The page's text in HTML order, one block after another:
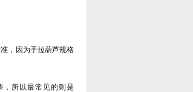
，因为手拉葫芦规格
所以最常见的则是